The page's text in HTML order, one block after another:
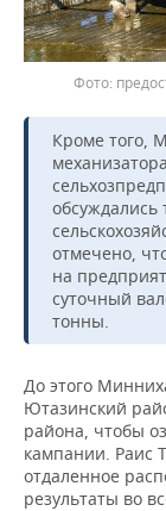
Кроме того,
обсуждались
отмечено,
на
суточный
тонны.
До этого
Ютазинский
района, чтобы
кампании. Раис
отдаленное
результаты во